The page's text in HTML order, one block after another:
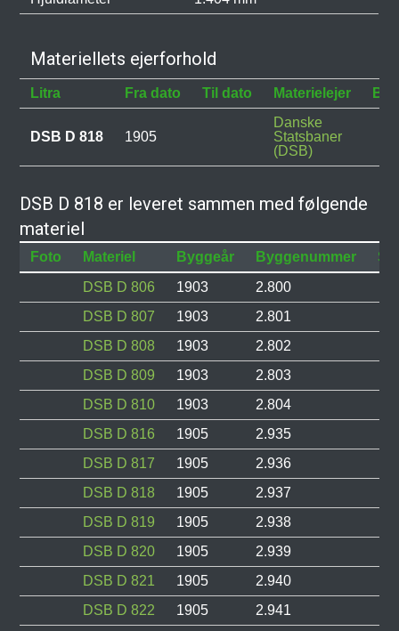
Materiellets ejerforhold
Litra Fra dato Til dato Materielejer
DSB D 818 1905
Danske
Statsbaner
(DSB)
DSB D 818 er leveret sammen med følgende
materiel
Foto Materiel Byggeår Byggenummer
DSB D 806
1903
2.800
DSB D 807
1903
2.801
DSB D 808
1903
2.802
DSB D 809
1903
2.803
DSB D 810
1903
2.804
DSB D 816
1905
2.935
DSB D 817
1905
2.936
DSB D 818
1905
2.937
DSB D 819
1905
2.938
DSB D 820
1905
2.939
DSB D 821
1905
2.940
DSB D 822
1905
2.941